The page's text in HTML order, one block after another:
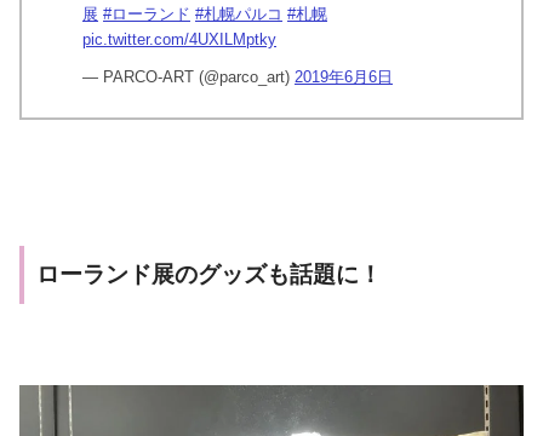
展 #ローランド #札幌パルコ #札幌
pic.twitter.com/4UXILMptky
— PARCO-ART (@parco_art) 2019年6月6日
ローランド展のグッズも話題に！